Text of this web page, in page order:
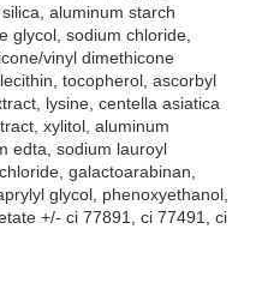
aluminum starch
glycol, sodium chloride,
vinyl dimethicone
tocopherol, ascorbyl
lysine, centella asiatica
xylitol, aluminum
edta, sodium lauroyl
galactoarabinan,
glycol, phenoxyethanol,
+/- ci 77891, ci 77491, ci